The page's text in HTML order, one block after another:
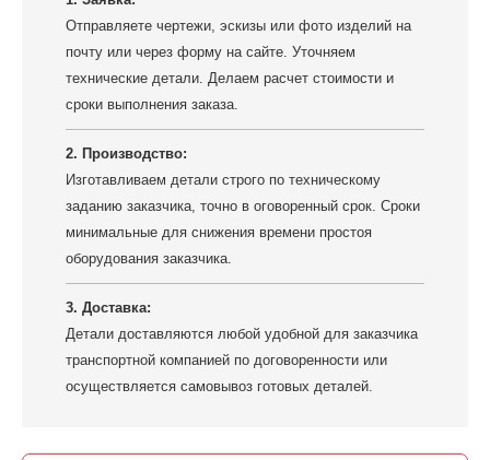
Отправляете чертежи, эскизы или фото изделий на
почту или через форму на сайте. Уточняем
технические детали. Делаем расчет стоимости и
сроки выполнения заказа.
2. Производство:
Изготавливаем детали строго по техническому
заданию заказчика, точно в оговоренный срок. Сроки
минимальные для снижения времени простоя
оборудования заказчика.
3. Доставка:
Детали доставляются любой удобной для заказчика
транспортной компанией по договоренности или
осуществляется самовывоз готовых деталей.